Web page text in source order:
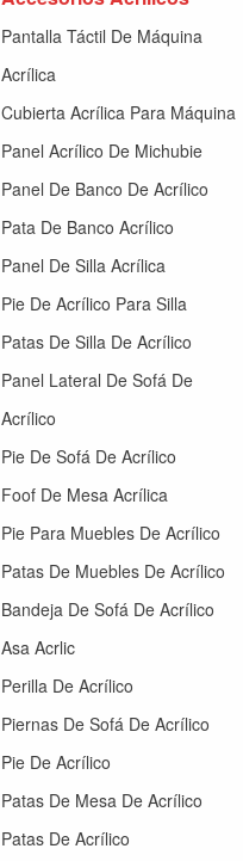
Pantalla Táctil De Máquina
Acrílica
Cubierta Acrílica Para Máquina
Panel Acrílico De Michubie
Panel De Banco De Acrílico
Pata De Banco Acrílico
Panel De Silla Acrílica
Pie De Acrílico Para Silla
Patas De Silla De Acrílico
Panel Lateral De Sofá De
Acrílico
Pie De Sofá De Acrílico
Foof De Mesa Acrílica
Pie Para Muebles De Acrílico
Patas De Muebles De Acrílico
Bandeja De Sofá De Acrílico
Asa Acrlic
Perilla De Acrílico
Piernas De Sofá De Acrílico
Pie De Acrílico
Patas De Mesa De Acrílico
Patas De Acrílico